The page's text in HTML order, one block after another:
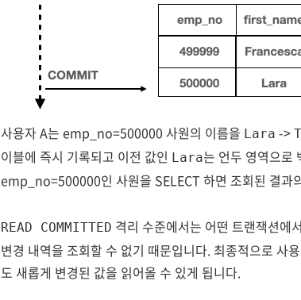
사용자 A는 emp_no=500000 사원의 이름을 Lara ->
이블에 즉시 기록되고 이전 값인 Lara는 언두 영역으로
emp_no=500000인 사원을 SELECT 하면 조회된 결
READ COMMITTED 격리 수준에서는 어떤 트랜잭션에
변경 내역을 조회할 수 없기 때문입니다. 최종적으로 사
도 새롭게 변경된 값을 읽어올 수 있게 됩니다.